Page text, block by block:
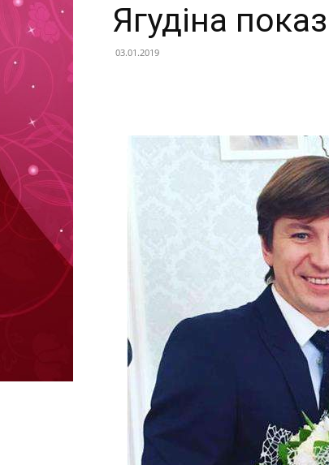
Ягудіна
03.01.2019